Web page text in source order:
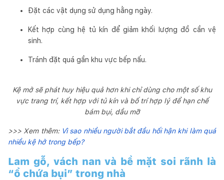
Đặt các vật dụng sử dụng hằng ngày.
Kết hợp cùng hệ tủ kín để giảm khối lượng đồ cần vệ
sinh.
Tránh đặt quá gần khu vực bếp nấu.
Kệ mở sẽ phát huy hiệu quả hơn khi chỉ dùng cho một số khu
vực trang trí, kết hợp với tủ kín và bố trí hợp lý để hạn chế
bám bụi, dầu mỡ
>>> Xem thêm: Vì sao nhiều người bắt đầu hối hận khi làm quá
nhiều kệ hở trong bếp?
Lam gỗ, vách nan và bề mặt soi rãnh là
“ổ chứa bụi” trong nhà